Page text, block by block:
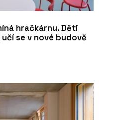
hračkárnu. Děti
se v nové budově